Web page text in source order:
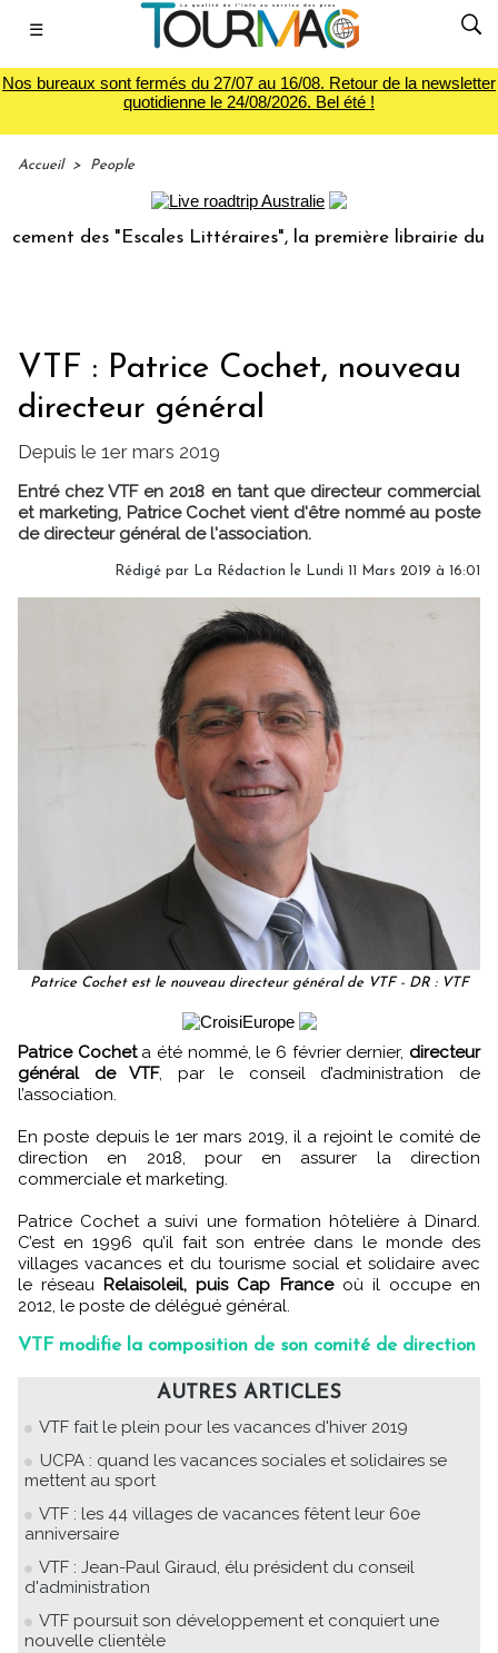
☰
Nos bureaux sont fermés du 27/07 au 16/08. Retour de la newsletter
quotidienne le 24/08/2026. Bel été !
Accueil > People
des "Escales Littéraires", la première librairie du
VTF : Patrice Cochet, nouveau
directeur général
Depuis le 1er mars 2019
Entré chez VTF en 2018 en tant que directeur commercial
et marketing, Patrice Cochet vient d'être nommé au poste
de directeur général de l'association.
Rédigé par La Rédaction le Lundi 11 Mars 2019 à 16:01
Patrice Cochet est le nouveau directeur général de VTF - DR : VTF
Patrice Cocheta été nommé, le 6 février dernier, directeur
général de VTF, par le conseil d’administration de
l’association.
En poste depuis le 1er mars 2019, il a rejoint le comité de
direction en 2018, pour en assurer la direction
commerciale et marketing.
Patrice Cochet a suivi une formation hôtelière à Dinard.
C’est en 1996 qu’il fait son entrée dans le monde des
villages vacances et du tourisme social et solidaire avec
le réseau Relaisoleil, puis Cap Franceoù il occupe en
2012, le poste de délégué général.
VTF modifie la composition de son comité de direction
AUTRES ARTICLES
VTF fait le plein pour les vacances d'hiver 2019
UCPA : quand les vacances sociales et solidaires se
mettent au sport
VTF : les 44 villages de vacances fêtent leur 60e
anniversaire
VTF : Jean-Paul Giraud, élu président du conseil
d'administration
VTF poursuit son développement et conquiert une
nouvelle clientèle